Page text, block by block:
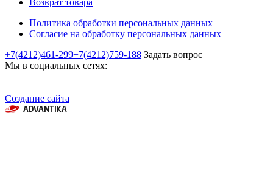
Возврат товара
Политика обработки персональных данных
Согласие на обработку персональных данных
+7(4212)461-299+7(4212)759-188 Задать вопрос
Мы в социальных сетях:
Создание сайта